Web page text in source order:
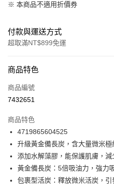
※ 本商品不適用折價券
付款與運送方式
超取滿NT$899免運
信用卡一次付款
超商取貨付款
Apple Pay
街口支付
悠遊付
Google Pay
商品特色
商品編號
7432651
商品特色
4719865604525
升級黃金備長炭，含大量微米
添加水解藻膠，能保護肌膚，
黃金備長炭：5倍吸油力，強力
包裹型活炭：釋放微米活炭，